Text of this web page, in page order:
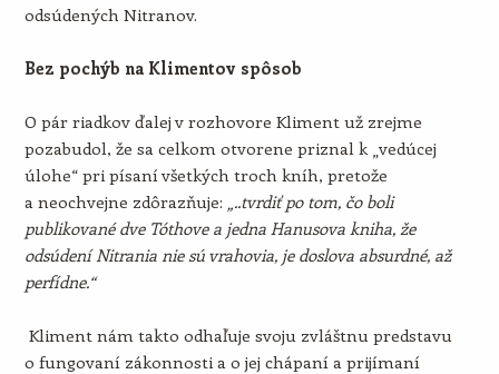
odsúdených Nitranov.
Bez pochýb na Klimentov spôsob
O pár riadkov ďalej v rozhovore Kliment už zrejme
pozabudol, že sa celkom otvorene priznal k „vedúcej
úlohe“ pri písaní všetkých troch kníh, pretože
a neochvejne zdôrazňuje: „..tvrdiť po tom, čo boli
publikované dve Tóthove a jedna Hanusova kniha, že
odsúdení Nitrania nie sú vrahovia, je doslova absurdné, až
perfídne.“
Kliment nám takto odhaľuje svoju zvláštnu predstavu
o fungovaní zákonnosti a o jej chápaní a prijímaní